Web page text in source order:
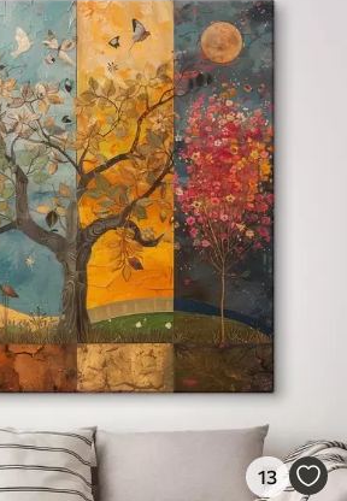
13